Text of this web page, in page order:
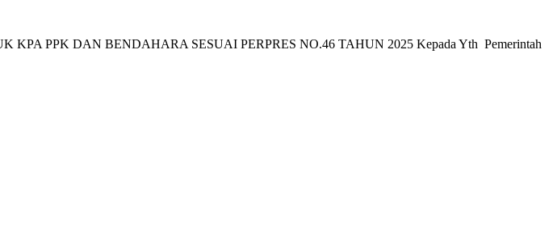
PPK DAN BENDAHARA SESUAI PERPRES NO.46 TAHUN 2025 Kepada Yth Pemerintah